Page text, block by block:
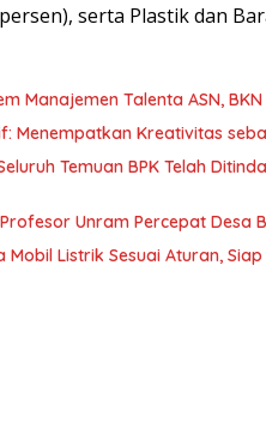
serta Plastik dan
Manajemen Talenta ASN, BKN
Menempatkan Kreativitas
Temuan BPK Telah
Unram Percepat Desa
Mobil Listrik Sesuai Aturan,